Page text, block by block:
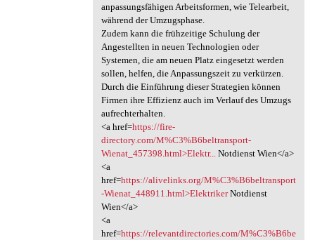
anpassungsfähigen Arbeitsformen, wie Telearbeit,
während der Umzugsphase.
Zudem kann die frühzeitige Schulung der
Angestellten in neuen Technologien oder
Systemen, die am neuen Platz eingesetzt werden
sollen, helfen, die Anpassungszeit zu verkürzen.
Durch die Einführung dieser Strategien können
Firmen ihre Effizienz auch im Verlauf des Umzugs
aufrechterhalten.
<a href=https://fire-
directory.com/M%C3%B6beltransport-
Wienat_457398.html>Elektr...Notdienst Wien</a>
<a
href=https://alivelinks.org/M%C3%B6beltransport
-Wienat_448911.html>ElektrikerNotdienst
Wien</a>
<a
href=https://relevantdirectories.com/M%C3%B6be